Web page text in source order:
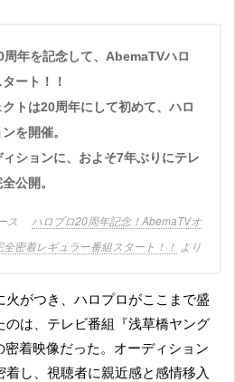
ート！！
トは20周年にして初めて、ハロ
を開催。
ションに、およそ7年ぶりにテレ
公開。
ス ハロプロ20周年記念！AbemaTVオ
全密着レギュラー番組スタート！！ より
のは、テレビ番組『浅草橋ヤング
着映像だった。オーディション
し、視聴者に親近感と感情移入